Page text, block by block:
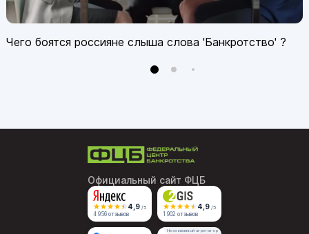
Чего боятся россияне слыша слова 'Банкротство' ?
Официальный сайт ФЦБ
4,9 /5
4 956 отзывов
4,9 /5
1 902 отзывов
Независимый агрегатор